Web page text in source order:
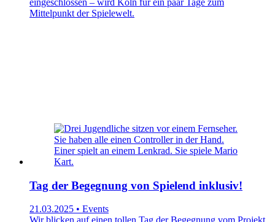
Mittelpunkt der Spielewelt.
Tag der Begegnung von Spielend inklusiv!
21.03.2025 • Events